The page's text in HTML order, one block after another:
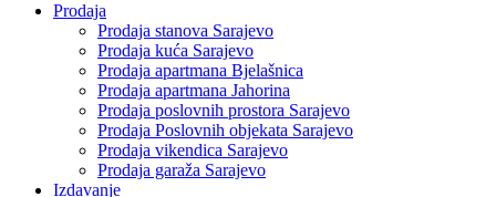
Prodaja
Prodaja stanova Sarajevo
Prodaja kuća Sarajevo
Prodaja apartmana Bjelašnica
Prodaja apartmana Jahorina
Prodaja poslovnih prostora Sarajevo
Prodaja Poslovnih objekata Sarajevo
Prodaja vikendica Sarajevo
Prodaja garaža Sarajevo
Izdavanje